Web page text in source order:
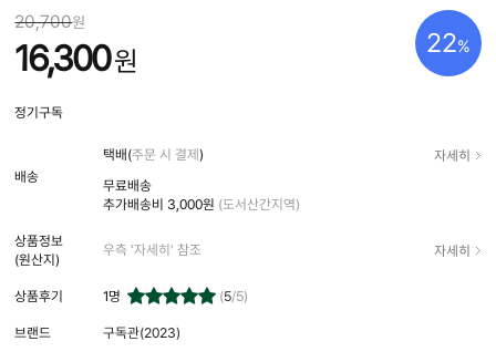
22%
20,700원
16,300원
정기구독
배송
택배(주문 시 결제) 자세히
무료배송
추가배송비 3,000원 (도서산간지역)
상품정보
(원산지)
우측 '자세히' 참조 자세히
상품후기 1명 (5/5)
브랜드 구독관(2023)